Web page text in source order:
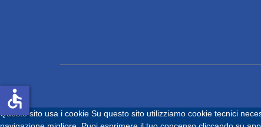
Questo sito usa i cookie Su questo sito utilizziamo cookie tecnici
accessible